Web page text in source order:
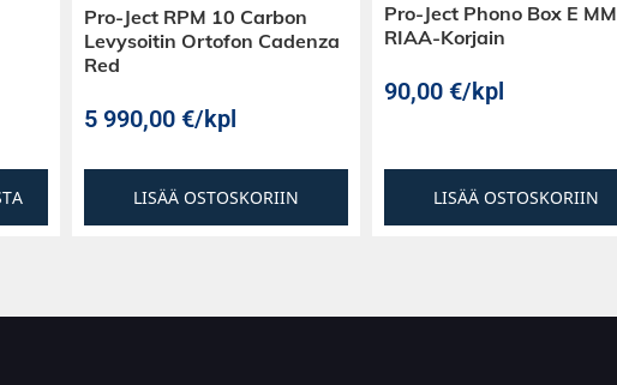
Neutraali
Pro-Ject RPM 10 Carbon
Levysoitin Ortofon Cadenza
Red
5 990,00 €/kpl
LISÄÄ OSTOSKORIIN
Pro-Ject Phono Box E MM
RIAA-Korjain
90,00 €/kpl
LISÄÄ OSTOSKORIIN